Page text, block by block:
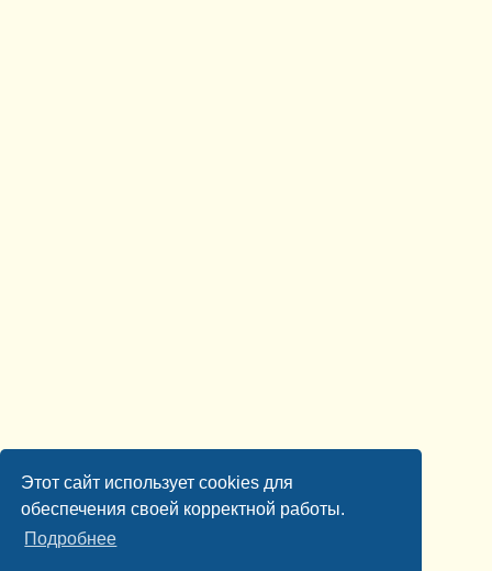
Этот сайт использует cookies для
обеспечения своей корректной работы.
Подробнее